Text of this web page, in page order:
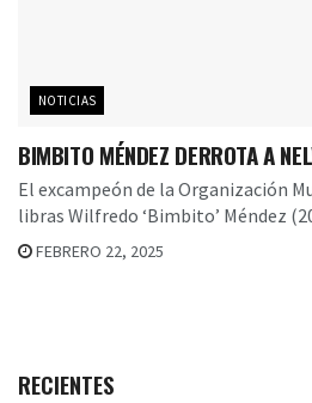
NOTICIAS
BIMBITO MÉNDEZ DERROTA A
El excampeón de la Organización
libras Wilfredo ‘Bimbito’ Méndez
FEBRERO 22, 2025
RECIENTES